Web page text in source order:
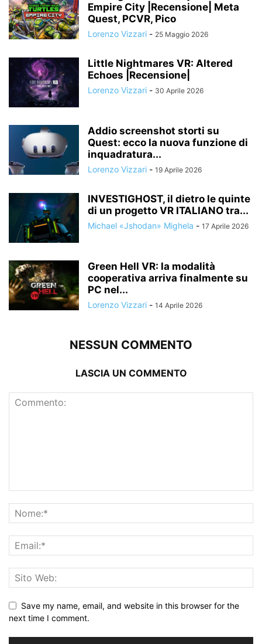
Empire City |Recensione| Meta
Quest, PCVR, Pico
Lorenzo Vizzari - 25 Maggio 2026
Little Nightmares VR: Altered
Echoes |Recensione|
Lorenzo Vizzari - 30 Aprile 2026
Addio screenshot storti su
Quest: ecco la nuova funzione di
inquadratura...
Lorenzo Vizzari - 19 Aprile 2026
INVESTIGHOST, il dietro le quinte
di un progetto VR ITALIANO tra...
Michael «Jshodan» Mighela - 17 Aprile 2026
Green Hell VR: la modalità
cooperativa arriva finalmente su
PC nel...
Lorenzo Vizzari - 14 Aprile 2026
NESSUN COMMENTO
LASCIA UN COMMENTO
Save my name, email, and website in this browser for the
next time I comment.